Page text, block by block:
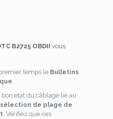
B2725 OBDII vous
temps le Bulletins
.
état du câblage lié au
de plage de
. Vérifiez que ces